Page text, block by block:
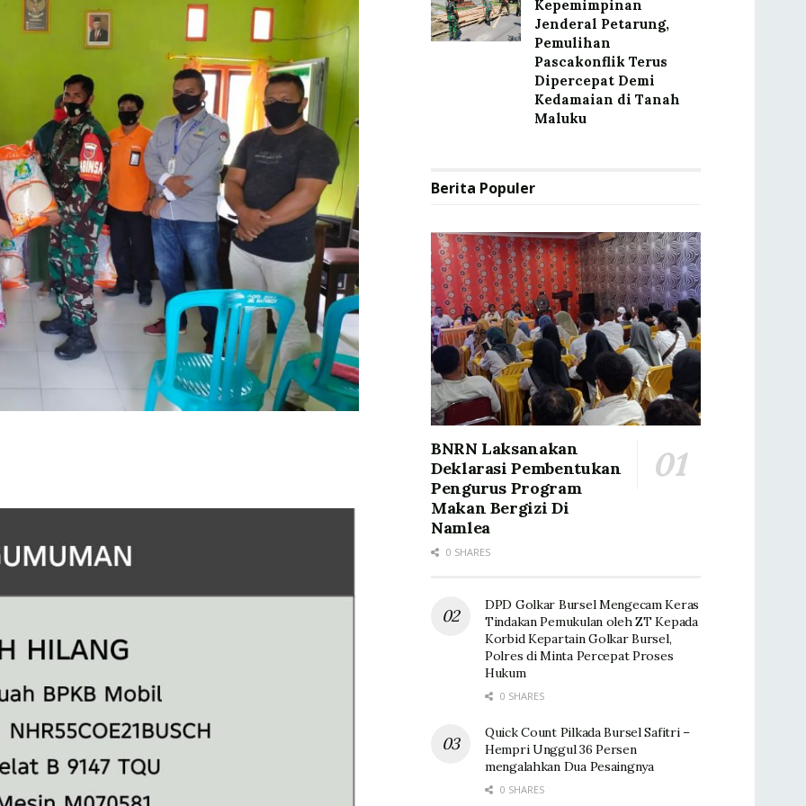
Kepemimpinan
Jenderal Petarung,
Pemulihan
Pascakonflik Terus
Dipercepat Demi
Kedamaian di Tanah
Maluku
Berita Populer
BNRN Laksanakan
Deklarasi Pembentukan
Pengurus Program
Makan Bergizi Di
Namlea
0 SHARES
DPD Golkar Bursel Mengecam Keras
Tindakan Pemukulan oleh ZT Kepada
Korbid Kepartain Golkar Bursel,
Polres di Minta Percepat Proses
Hukum
0 SHARES
Quick Count Pilkada Bursel Safitri –
Hempri Unggul 36 Persen
mengalahkan Dua Pesaingnya
0 SHARES